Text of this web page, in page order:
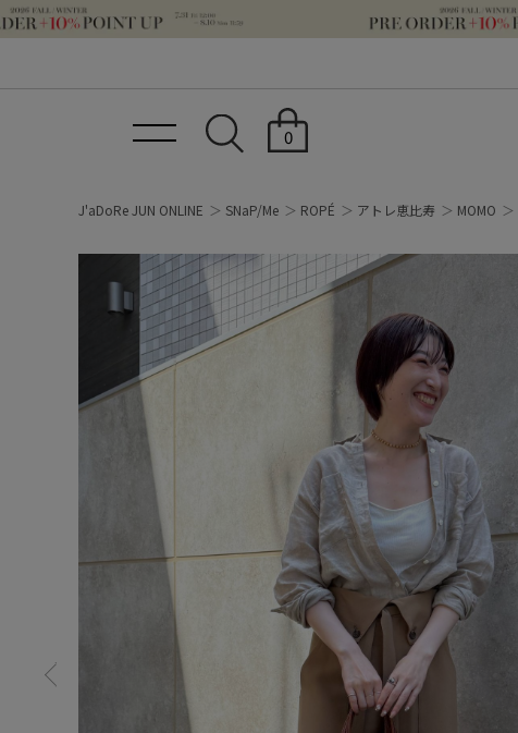
0
J'aDoRe JUN ONLINE SNaP/Me ROPÉ アトレ恵比寿 MOMO